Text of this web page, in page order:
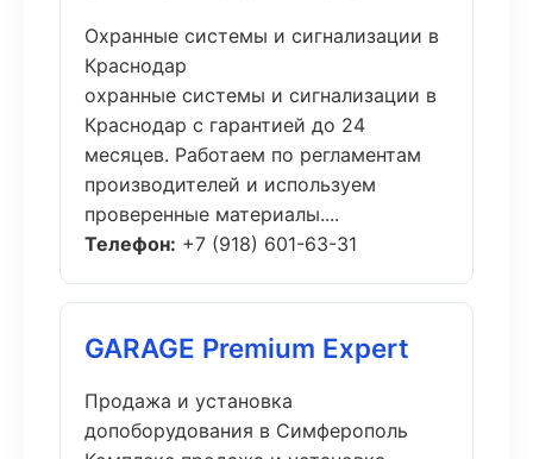
Охранные системы и сигнализации в
Краснодар
охранные системы и сигнализации в
Краснодар с гарантией до 24
месяцев. Работаем по регламентам
производителей и используем
проверенные материалы....
Телефон: +7 (918) 601-63-31
GARAGE Premium Expert
Продажа и установка
допоборудования в Симферополь